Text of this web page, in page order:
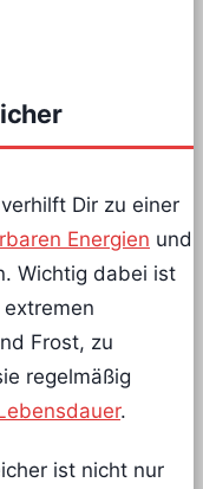
Dir zu einer
Energien und
Wichtig dabei ist
Frost, zu
regelmäßig
.
ist nicht nur